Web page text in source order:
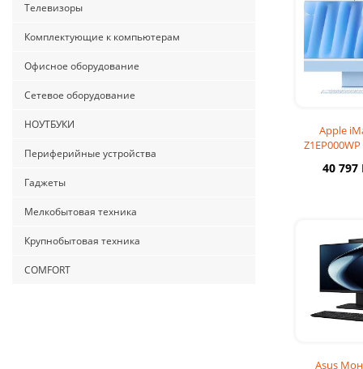
Телевизоры
Комплектующие к компьютерам
Офисное оборудование
Сетевое оборудование
НОУТБУКИ
Периферийные устройства
Гаджеты
Мелкобытовая техника
Крупнобытовая техника
COMFORT
Apple
GPU
40 797
Asus